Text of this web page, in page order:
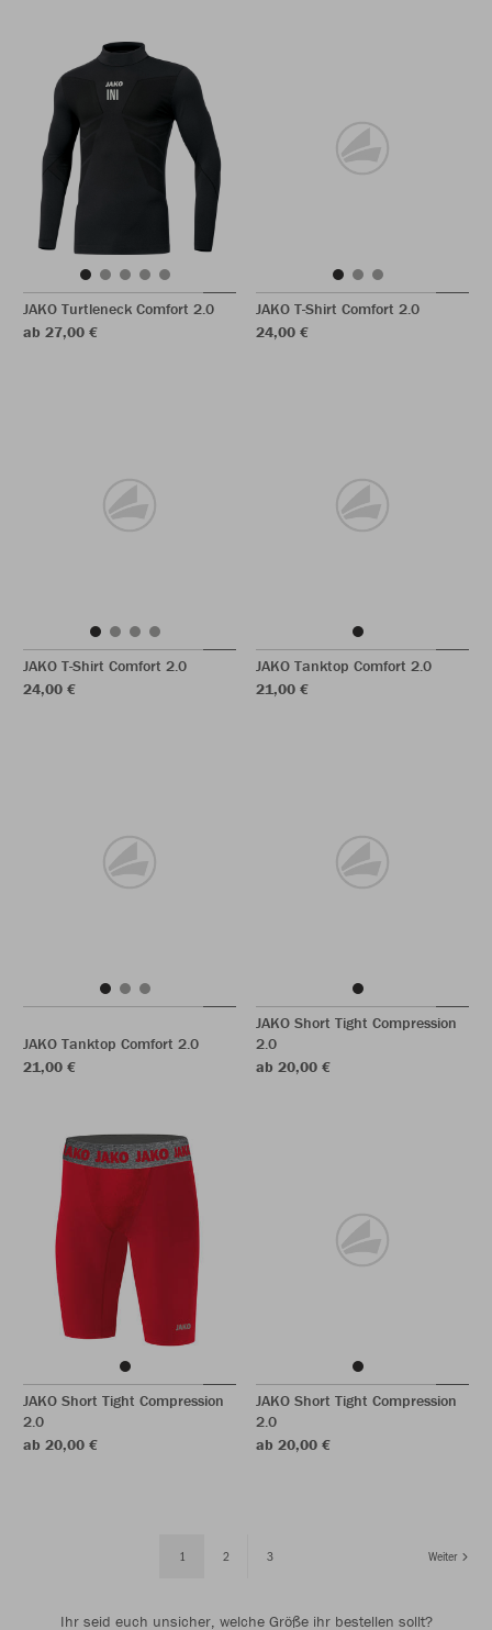
JAKO Turtleneck Comfort 2.0
ab 27,00 €
JAKO T-Shirt Comfort 2.0
24,00 €
JAKO T-Shirt Comfort 2.0
24,00 €
JAKO Tanktop Comfort 2.0
21,00 €
JAKO Tanktop Comfort 2.0
21,00 €
JAKO Short Tight Compression
2.0
ab 20,00 €
JAKO Short Tight Compression
2.0
ab 20,00 €
JAKO Short Tight Compression
2.0
ab 20,00 €
1 2 3 Weiter
Ihr seid euch unsicher, welche Größe ihr bestellen sollt?